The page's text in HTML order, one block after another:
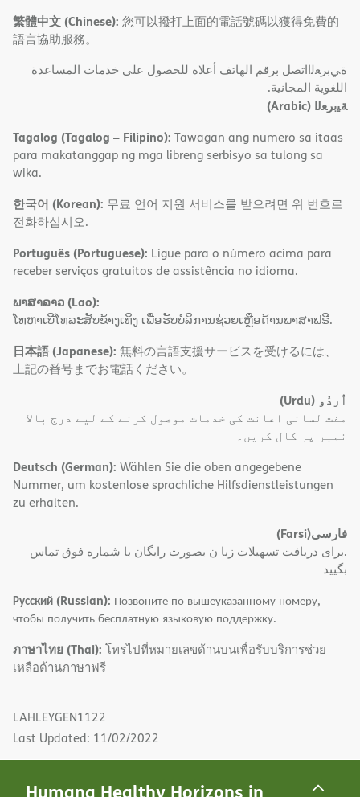
Humana Healthy Horizons in
繁體中文 (Chinese): 您可以撥打上面的電話號碼以獲得免費的
語言協助服務。
ةﻲﺑﺮﻌﻟااﺗﺼﻞ ﺑﺮﻗﻢ اﻟﮭﺎﺗﻒ أﻋﻼه ﻟﻠﺤﺼﻮل ﻋﻠﻰ ﺧﺪﻣﺎت اﻟﻤﺴﺎﻋﺪة
اﻟﻠﻐﻮﯾﺔ اﻟﻤﺠﺎﻧﯿﺔ.
ﺔﯿﺑﺮﻌﻟا (Arabic)
Tagalog (Tagalog – Filipino): Tawagan ang numero sa itaas
para makatanggap ng mga libreng serbisyo sa tulong sa
wika.
한국어 (Korean): 무료 언어 지원 서비스를 받으려면 위 번호로
전화하십시오.
Português (Portuguese): Ligue para o número acima para
receber serviços gratuitos de assistência no idioma.
ພາສາລາວ (Lao):
ໂທຫາເບີໂທລະສັບຂ້າງເທິງ ເພື່ອຮັບບໍລິການຊ່ວຍເຫຼືອດ້ານພາສາຟຣີ.
日本語 (Japanese): 無料の言語支援サービスを受けるには、
上記の番号までお電話ください。
اُردُو (Urdu)
مفت لسانی اعانت کی خدمات موصول کرنے کے لیے درج بالا
نمبر پر کال کریں۔
Deutsch (German): Wählen Sie die oben angegebene
Nummer, um kostenlose sprachliche Hilfsdienstleistungen
zu erhalten.
فارسی(Farsi)
.برای دریافت تسهیلات زبا ن بصورت رایگان با شماره فوق تماس
بگیید
Русский (Russian): Позвоните по вышеуказанному номеру,
чтобы получить бесплатную языковую поддержку.
ภาษาไทย (Thai): โทรไปที่หมายเลขด้านบนเพื่อรับบริการช่วย
เหลือด้านภาษาฟรี
LAHLEYGEN1122
Last Updated: 11/02/2022